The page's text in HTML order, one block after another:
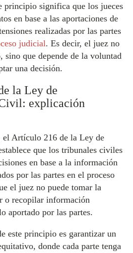
principio significa que los jueces
en base a las aportaciones de
realizadas por las partes
judicial. Es decir, el juez no
sino que depende de la voluntad
una decisión.
la Ley de
explicación
el Artículo 216 de la Ley de
que los tribunales civiles
en base a la información
por las partes en el proceso
el juez no puede tomar la
o recopilar información
aportado por las partes.
este principio es garantizar un
donde cada parte tenga